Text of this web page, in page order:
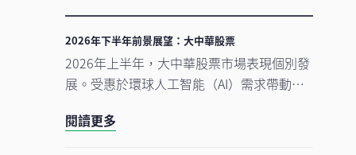
2026年下半年前景展望：大中華股票
2026年上半年，大中華股票市場表現個別發
展。受惠於環球人工智能（AI）需求帶動科
指數錄得顯著升幅。另一方面，MSCI明晟中
閱讀更多